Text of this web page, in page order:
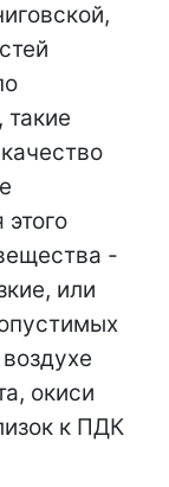
-
или
окиси
к ПДК